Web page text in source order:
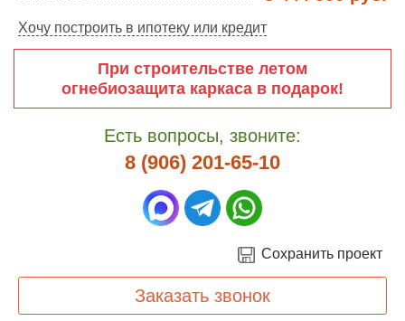
Хочу построить в ипотеку или кредит
При строительстве летом
огнебиозащита каркаса в подарок!
Есть вопросы, звоните:
8 (906) 201-65-10
Сохранить проект
Заказать звонок